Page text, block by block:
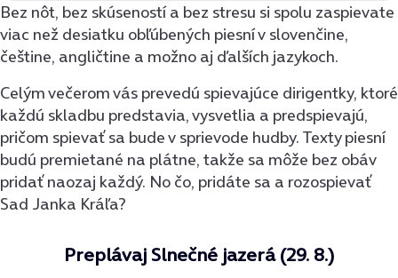
Bez nôt, bez skúseností a bez stresu si spolu zaspievate
viac než desiatku obľúbených piesní v slovenčine,
češtine, angličtine a možno aj ďalších jazykoch.
Celým večerom vás prevedú spievajúce dirigentky, ktoré
každú skladbu predstavia, vysvetlia a predspievajú,
pričom spievať sa bude v sprievode hudby. Texty piesní
budú premietané na plátne, takže sa môže bez obáv
pridať naozaj každý. No čo, pridáte sa a rozospievať
Sad Janka Kráľa?
Preplávaj Slnečné jazerá (29. 8.)